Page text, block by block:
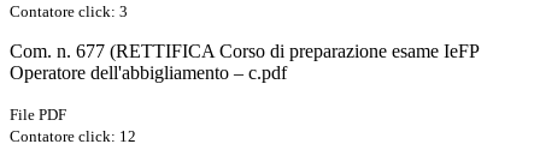
Contatore click: 3
Com. n. 677 (RETTIFICA Corso di preparazione esame IeFP
Operatore dell'abbigliamento – c.pdf
File PDF
Contatore click: 12